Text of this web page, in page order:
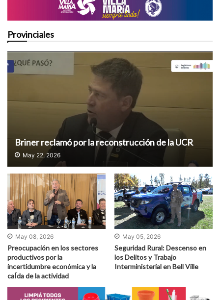
Provinciales
Briner reclamó por la reconstrucción de la UCR
May 22, 2026
May 08, 2026
Preocupación en los sectores
productivos por la
incertidumbre económica y la
caÍ­da de la actividad
May 05, 2026
Seguridad Rural: Descenso en
los Delitos y Trabajo
Interministerial en Bell Ville